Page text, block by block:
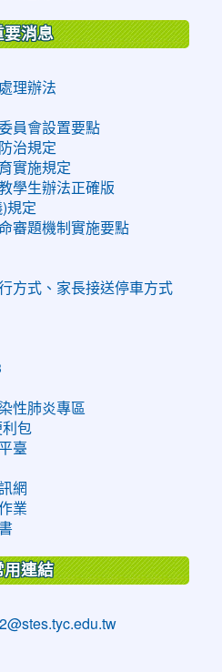
要消息
理辦法
員會設置要點
治規定
實施規定
學生辦法正確版
)規定
審題機制實施要點
方式、家長接送停車方式
性肺炎專區
包
臺
網
業
用連結